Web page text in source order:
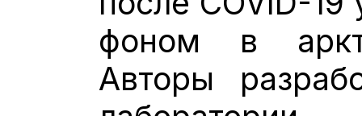
фоном в
Авторы